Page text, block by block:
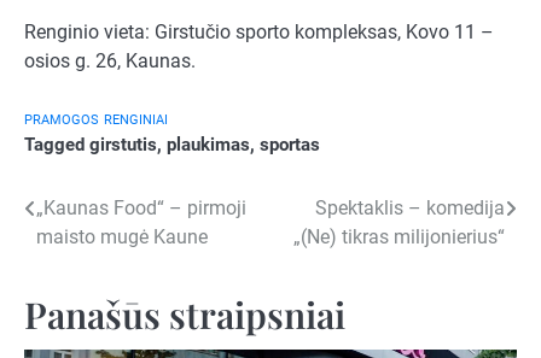
Renginio vieta: Girstučio sporto kompleksas, Kovo 11 –
osios g. 26, Kaunas.
PRAMOGOS RENGINIAI
Tagged girstutis, plaukimas, sportas
Navigacija
įrašų
„Kaunas Food“ – pirmoji
maisto mugė Kaune
Spektaklis – komedija
„(Ne) tikras milijonierius“
Panašūs straipsniai